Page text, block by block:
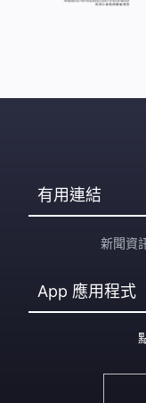
有用連結
新聞資
App 應用程式